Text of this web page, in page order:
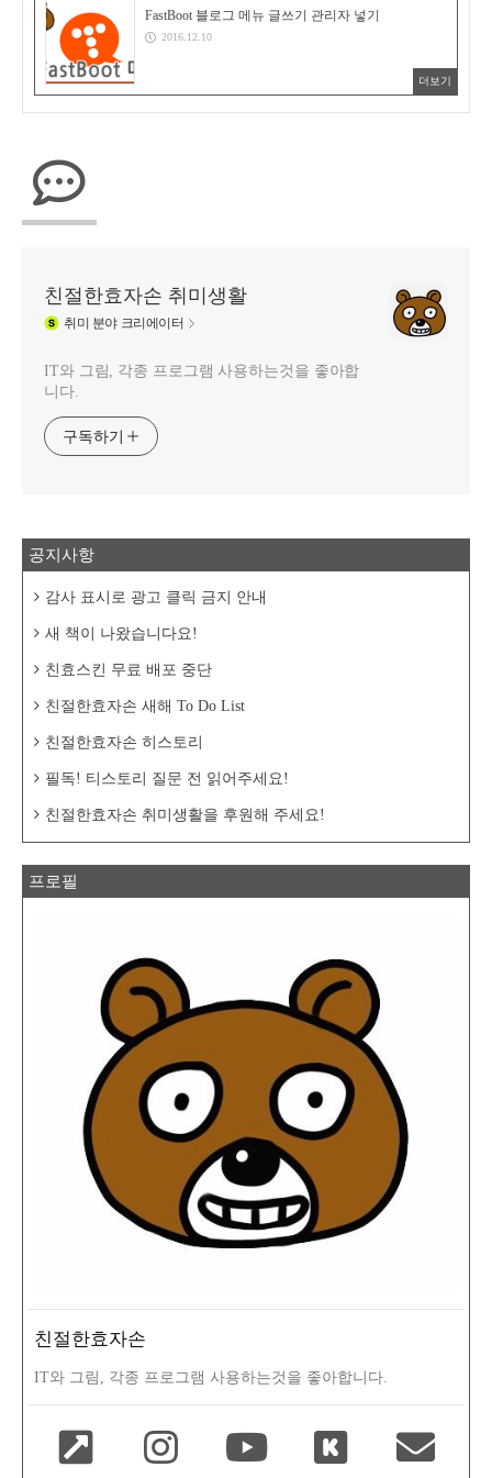
FastBoot 블로그 메뉴 글쓰기 관리자 넣기
2016.12.10
더보기
친절한효자손 취미생활
취미 분야 크리에이터
IT와 그림, 각종 프로그램 사용하는것을 좋아합
니다.
구독하기
공지사항
감사 표시로 광고 클릭 금지 안내
새 책이 나왔습니다요!
친효스킨 무료 배포 중단
친절한효자손 새해 To Do List
친절한효자손 히스토리
필독! 티스토리 질문 전 읽어주세요!
친절한효자손 취미생활을 후원해 주세요!
프로필
친절한효자손
IT와 그림, 각종 프로그램 사용하는것을 좋아합니다.